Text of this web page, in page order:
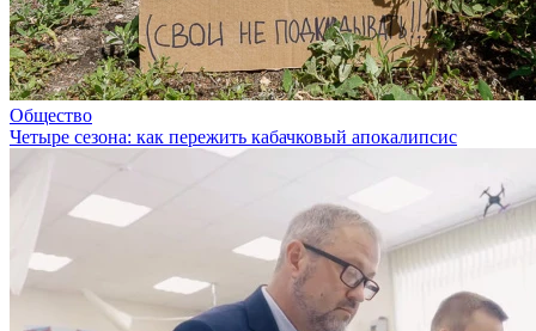
Общество
Четыре сезона: как пережить кабачковый апокалипсис